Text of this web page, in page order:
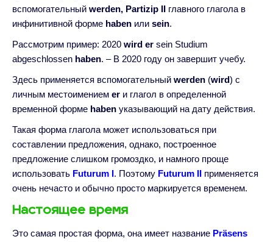
вспомогательный werden, Partizip II главного глагола в
инфинитивной форме haben или sein.
Рассмотрим пример: 2020 wird er sein Studium
abgeschlossen haben. – В 2020 году он завершит учебу.
Здесь применяется вспомогательный werden (wird) с
личным местоимением er и глагол в определенной
временной форме haben указывающий на дату действия.
Такая форма глагола может использоваться при
составлении предложения, однако, построенное
предложение слишком громоздко, и намного проще
использовать Futurum I. Поэтому Futurum II применяется
очень нечасто и обычно просто маркируется временем.
Настоящее время
Это самая простая форма, она имеет название Präsens